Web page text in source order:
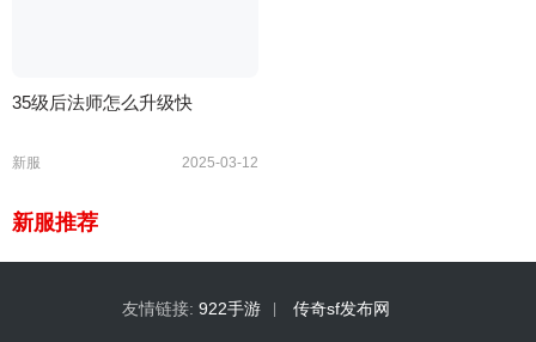
35级后法师怎么升级快
新服 2025-03-12
新服推荐
友情链接: 922手游 传奇sf发布网